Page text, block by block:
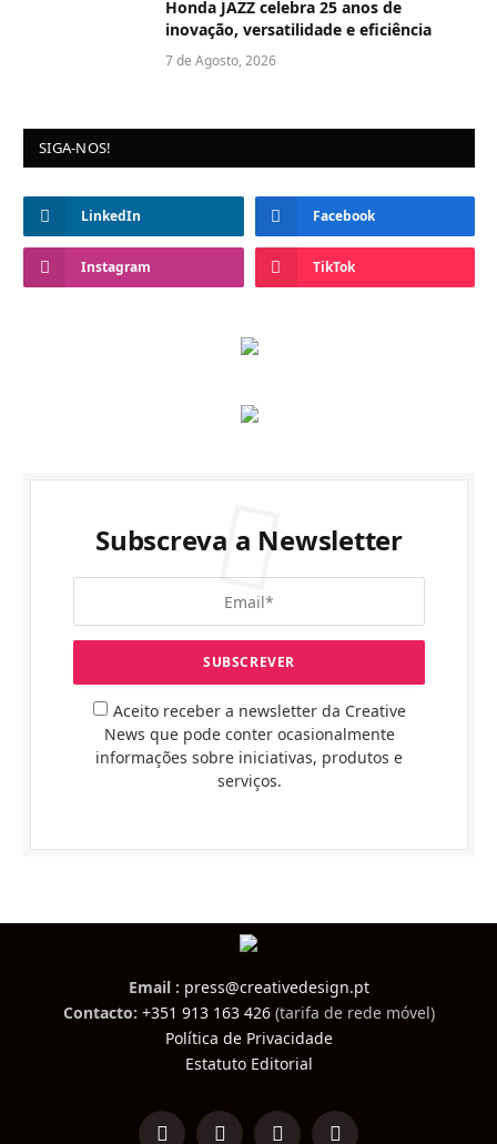
Honda JAZZ celebra 25 anos de
inovação, versatilidade e eficiência
7 de Agosto, 2026
SIGA-NOS!
LinkedIn Facebook
Instagram TikTok
Subscreva a Newsletter
Aceito receber a newsletter da Creative
News que pode conter ocasionalmente
informações sobre iniciativas, produtos e
serviços.
Email : press@creativedesign.pt
Contacto: +351 913 163 426(tarifa de rede móvel)
Política de Privacidade
Estatuto Editorial